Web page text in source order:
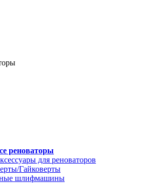
реноваторы
для реноваторов
Гайковерты
шлифмашины